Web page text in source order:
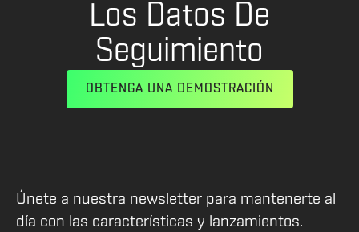
Los Datos De
Seguimiento
OBTENGA UNA DEMOSTRACIÓN
Únete a nuestra newsletter para mantenerte al
día con las características y lanzamientos.